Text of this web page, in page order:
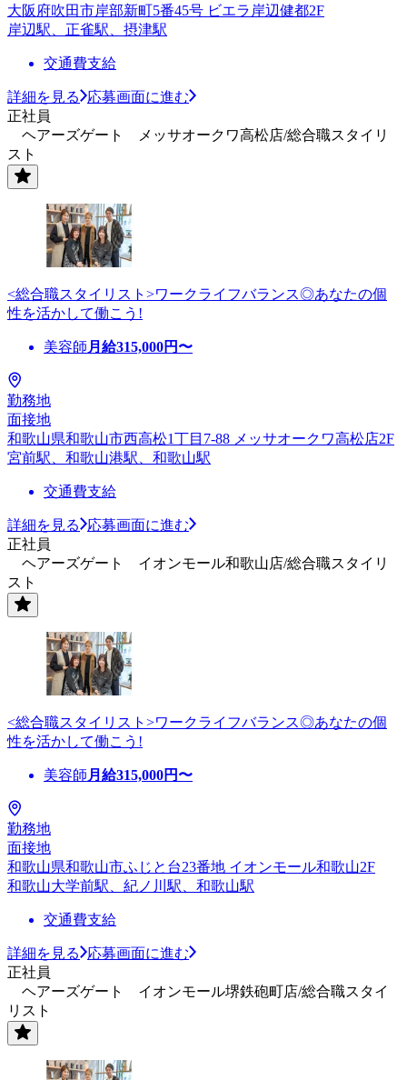
大阪府吹田市岸部新町5番45号 ビエラ岸辺健都2F
岸辺駅、正雀駅、摂津駅
交通費支給
詳細を見る
応募画面に進む
正社員
ヘアーズゲート メッサオークワ高松店/総合職スタイリ
スト
<総合職スタイリスト>ワークライフバランス◎あなたの個
性を活かして働こう!
美容師 月給315,000円〜
勤務地
面接地
和歌山県和歌山市西高松1丁目7-88 メッサオークワ高松店2F
宮前駅、和歌山港駅、和歌山駅
交通費支給
詳細を見る
応募画面に進む
正社員
ヘアーズゲート イオンモール和歌山店/総合職スタイリ
スト
<総合職スタイリスト>ワークライフバランス◎あなたの個
性を活かして働こう!
美容師 月給315,000円〜
勤務地
面接地
和歌山県和歌山市ふじと台23番地 イオンモール和歌山2F
和歌山大学前駅、紀ノ川駅、和歌山駅
交通費支給
詳細を見る
応募画面に進む
正社員
ヘアーズゲート イオンモール堺鉄砲町店/総合職スタイ
リスト